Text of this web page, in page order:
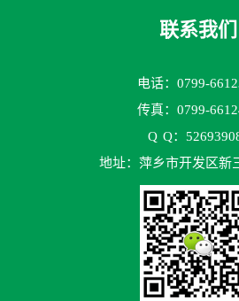
联系我们
电话：0799-
传真：0799-
Q Q：
地址：萍乡市开发区新